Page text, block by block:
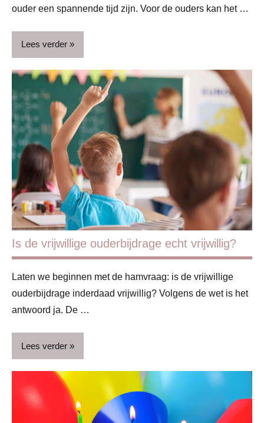
ouder een spannende tijd zijn. Voor de ouders kan het …
Lees verder
Basisschool
Blog
Gezin
Schoolkind
Is de vrijwillige ouderbijdrage echt vrijwillig?
Laten we beginnen met de hamvraag: is de vrijwillige
ouderbijdrage inderdaad vrijwillig? Volgens de wet is het
antwoord ja. De …
Lees verder
Basisschool
Blog